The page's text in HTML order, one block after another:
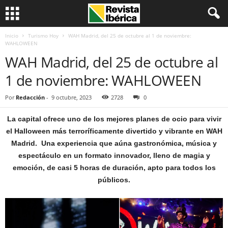
Inicio Turismo Hoy
WAH Madrid, del 25 de octubre al 1 de noviembre:
WAHLOWEEN
WAH Madrid, del 25 de octubre al
1 de noviembre: WAHLOWEEN
Por Redacción - 9 octubre, 2023 2728 0
La capital ofrece uno de los mejores planes de ocio para vivir
el Halloween más terroríficamente divertido y vibrante en WAH
Madrid. Una experiencia que aúna gastronómica, música y
espectáculo en un formato innovador, lleno de magia y
emoción, de casi 5 horas de duración, apto para todos los
públicos.